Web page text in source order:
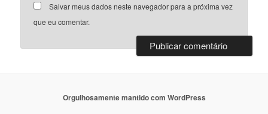
Salvar meus dados neste navegador para a próxima vez
que eu comentar.
Orgulhosamente mantido com WordPress